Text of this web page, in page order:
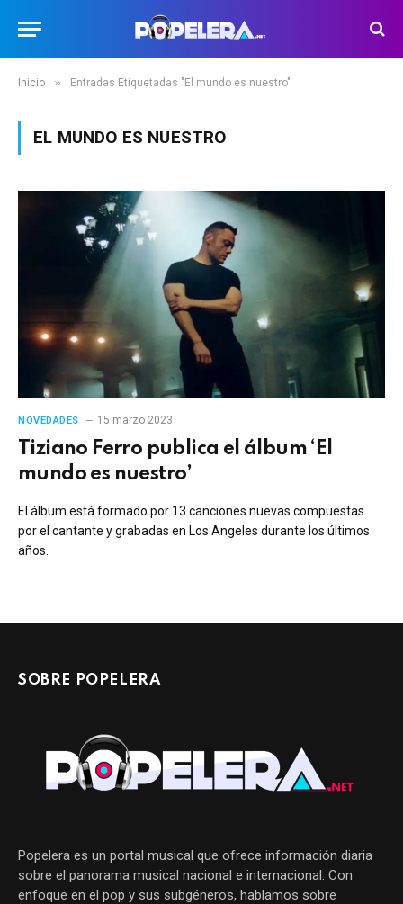
Inicio » Entradas Etiquetadas "El mundo es nuestro"
EL MUNDO ES NUESTRO
NOVEDADES 15 marzo 2023
Tiziano Ferro publica el álbum ‘El
mundo es nuestro’
El álbum está formado por 13 canciones nuevas compuestas
por el cantante y grabadas en Los Angeles durante los últimos
años.
SOBRE POPELERA
Popelera es un portal musical que ofrece información diaria
sobre el panorama musical nacional e internacional. Con
enfoque en el pop y sus subgéneros, hablamos sobre